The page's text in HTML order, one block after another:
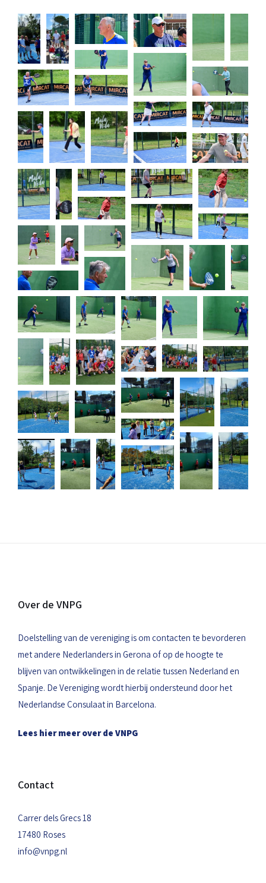
Over de VNPG
Doelstelling van de vereniging is om contacten te bevorderen
met andere Nederlanders in Gerona of op de hoogte te
blijven van ontwikkelingen in de relatie tussen Nederland en
Spanje. De Vereniging wordt hierbij ondersteund door het
Nederlandse Consulaat in Barcelona.
Lees hier meer over de VNPG
Contact
Carrer dels Grecs 18
17480 Roses
info@vnpg.nl